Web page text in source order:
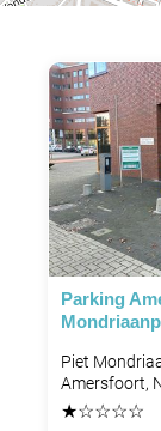
Parking
Piet
Amersfoort,
★☆☆☆☆